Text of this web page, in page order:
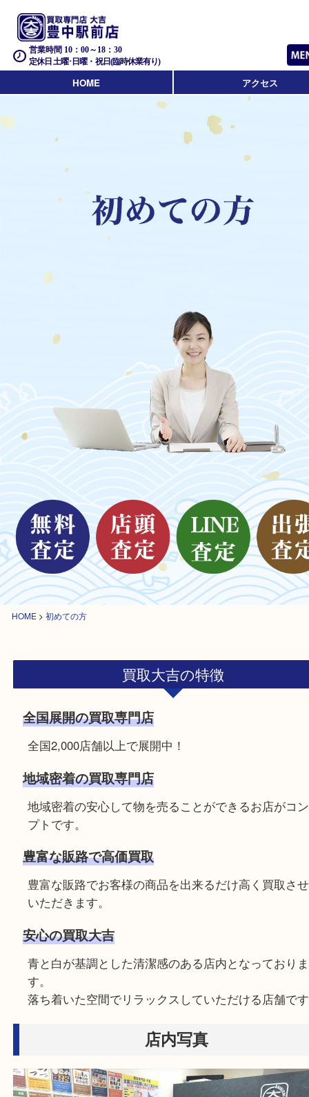
営業時間 10：00～18：30
定休日 土曜･日曜・祝日(臨時休業有り)
HOME アクセス
HOME>初めての方
買取大吉の特徴
全国展開の買取専門店
全国2,000店舗以上で展開中！
地域密着の買取専門店
地域密着の安心して物を売ることができるお店
プトです。
いただきます。
安心の買取大吉
青と白が基調とした清潔感のある店内となって
落ち着いた空間でリラックスしていただける店